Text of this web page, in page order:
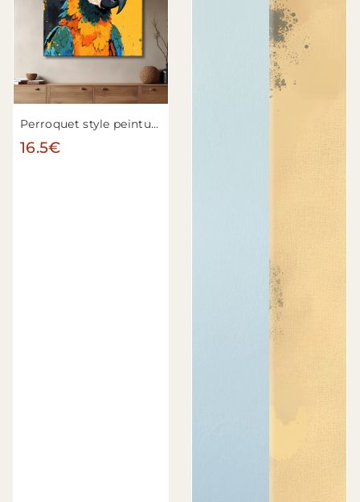
Perroquet style peinture moderne n°5
16.5€